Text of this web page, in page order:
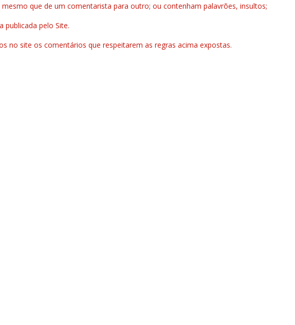
que de um comentarista para outro; ou contenham palavrões, insultos;
publicada pelo Site.
no site os comentários que respeitarem as regras acima expostas.